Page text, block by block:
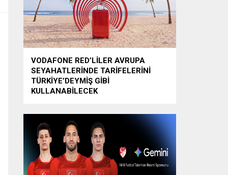
VODAFONE RED’LİLER AVRUPA
SEYAHATLERİNDE TARİFELERİNİ
TÜRKİYE’DEYMİŞ GİBİ
KULLANABİLECEK